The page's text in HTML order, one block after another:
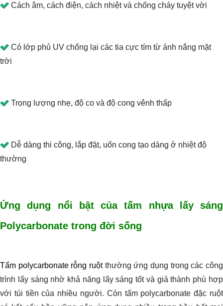
Cách âm, cách điện, cách nhiệt và chống cháy tuyệt vời
Có lớp phủ UV chống lại các tia cực tím từ ánh nắng mặt
trời
Trọng lượng nhẹ, độ co và độ cong vênh thấp
Dễ dàng thi công, lắp đặt, uốn cong tạo dáng ở nhiệt độ
thường
Ứng dụng nổi bật của tấm nhựa lấy sáng
Polycarbonate trong đời sống
Tấm polycarbonate rỗng ruộtthường ứng dụng trong các công
trình lấy sáng nhờ khả năng lấy sáng tốt và giá thành phù hợp
với túi tiền của nhiều người. Còn tấm polycarbonate đặc ruột